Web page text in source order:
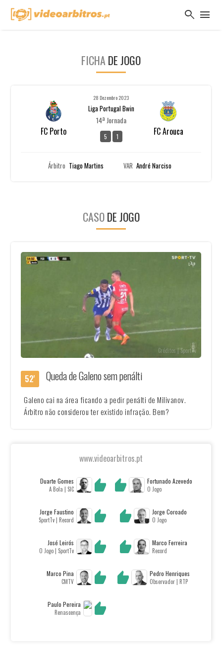
search menu
FICHA DE JOGO
FC Porto
28 Dezembro 2023
Liga Portugal Bwin
14ª Jornada
5 1 FC Arouca
Árbitro Tiago Martins VAR André Narciso
CASODE JOGO
Créditos | SportTv
52' Queda de Galeno sem penálti
Galeno cai na área ficando a pedir penálti de Milivanov.
Árbitro não considerou ter existido infração. Bem?
www.videoarbitros.pt
Duarte Gomes
A Bola | SIC
Fortunado Azevedo
O Jogo
Jorge Faustino
SportTv | Record
Jorge Coroado
O Jogo
José Leirós
O Jogo | SportTv
Marco Ferreira
Record
Marco Pina
CMTV
Pedro Henriques
Observador | RTP
Paulo Pereira
Renascença